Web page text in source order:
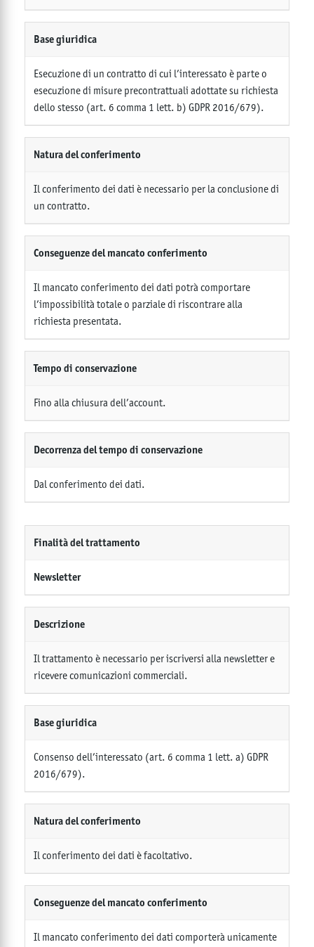
Base giuridica
Esecuzione di un contratto di cui l’interessato è parte o
esecuzione di misure precontrattuali adottate su richiesta
dello stesso (art. 6 comma 1 lett. b) GDPR 2016/679).
Natura del conferimento
Il conferimento dei dati è necessario per la conclusione di
un contratto.
Conseguenze del mancato conferimento
Il mancato conferimento dei dati potrà comportare
l’impossibilità totale o parziale di riscontrare alla
richiesta presentata.
Tempo di conservazione
Fino alla chiusura dell’account.
Decorrenza del tempo di conservazione
Dal conferimento dei dati.
Finalità del trattamento
Newsletter
Descrizione
Il trattamento è necessario per iscriversi alla newsletter e
ricevere comunicazioni commerciali.
Base giuridica
Consenso dell’interessato (art. 6 comma 1 lett. a) GDPR
2016/679).
Natura del conferimento
Il conferimento dei dati è facoltativo.
Conseguenze del mancato conferimento
Il mancato conferimento dei dati comporterà unicamente